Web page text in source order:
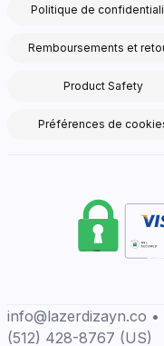
Politique de
Remboursements et
Product Safety
Préférences de
info@lazerdizayn.co
(512) 428-8767 (US)